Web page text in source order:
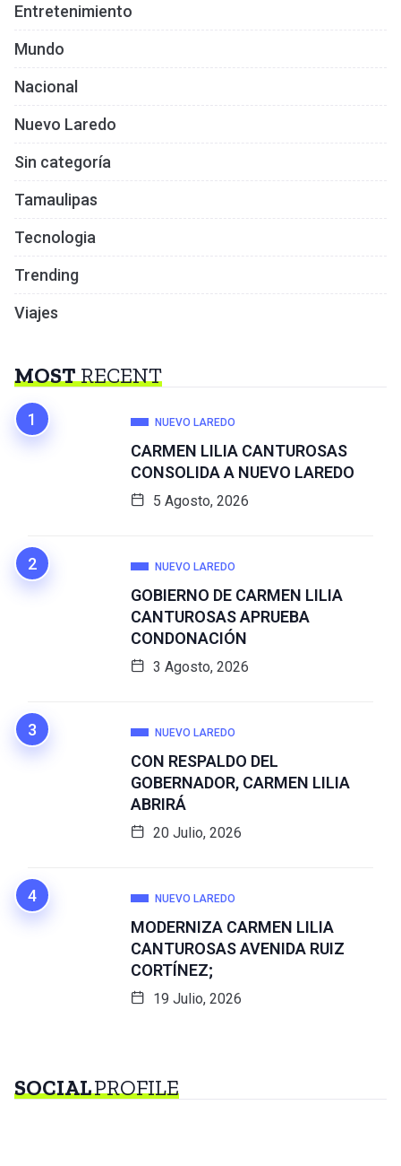
Entretenimiento
Mundo
Nacional
Nuevo Laredo
Sin categoría
Tamaulipas
Tecnologia
Trending
Viajes
MOSTRECENT
NUEVO LAREDO
CARMEN LILIA CANTUROSAS
CONSOLIDA A NUEVO LAREDO
5 Agosto, 2026
NUEVO LAREDO
GOBIERNO DE CARMEN LILIA
CANTUROSAS APRUEBA
CONDONACIÓN
3 Agosto, 2026
NUEVO LAREDO
CON RESPALDO DEL
GOBERNADOR, CARMEN LILIA
ABRIRÁ
20 Julio, 2026
NUEVO LAREDO
MODERNIZA CARMEN LILIA
CANTUROSAS AVENIDA RUIZ
CORTÍNEZ;
19 Julio, 2026
SOCIALPROFILE